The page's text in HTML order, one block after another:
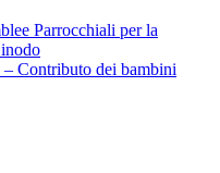
Parrocchiali per la
Contributo dei bambini